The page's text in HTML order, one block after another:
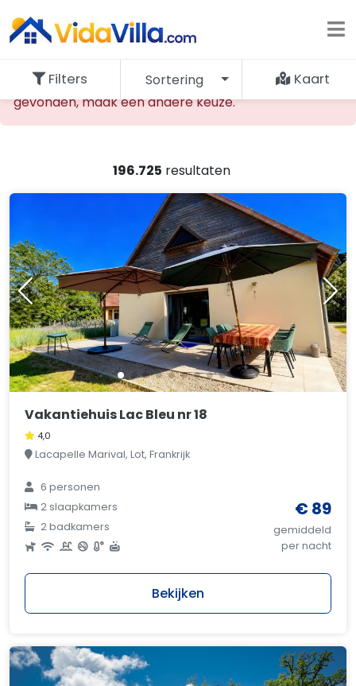
De opgevraagde accommodatie kan niet worden
gevonden, maak een andere keuze.
196.725 resultaten
Filters Sortering Kaart
Vakantiehuis Lac Bleu nr 18
4,0
Lacapelle Marival, Lot, Frankrijk
6 personen
2 slaapkamers
2 badkamers
€ 89
gemiddeld
per nacht
Bekijken